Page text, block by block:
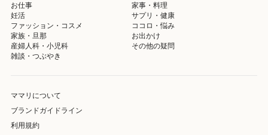
お仕事
家事・料理
妊活
サプリ・健康
ファッション・コスメ
ココロ・悩み
家族・旦那
お出かけ
産婦人科・小児科
その他の疑問
雑談・つぶやき
ママリについて
ブランドガイドライン
利用規約